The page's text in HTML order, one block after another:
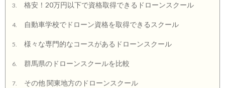
3. 格安！20万円以下で資格取得できるドローンスクール
4. 自動車学校でドローン資格を取得できるスクール
5. 様々な専門的なコースがあるドローンスクール
6. 群馬県のドローンスクールを比較
7. その他 関東地方のドローンスクール